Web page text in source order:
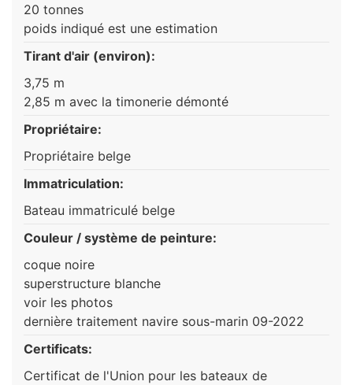
20 tonnes
poids indiqué est une estimation
Tirant d'air (environ):
3,75 m
2,85 m avec la timonerie démonté
Propriétaire:
Propriétaire belge
Immatriculation:
Bateau immatriculé belge
Couleur / système de peinture:
coque noire
superstructure blanche
voir les photos
dernière traitement navire sous-marin 09-2022
Certificats:
Certificat de l'Union pour les bateaux de